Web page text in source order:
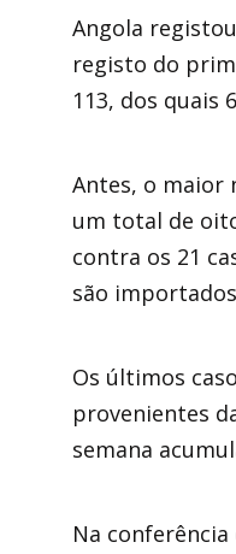
Angola
registo do
113, dos quais
Antes, o maior
um total de
contra os 21
são
Os últimos
provenientes
semana
Na